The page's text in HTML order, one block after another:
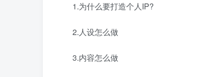
1.为什么要打造个人IP?
2.人设怎么做
3.内容怎么做